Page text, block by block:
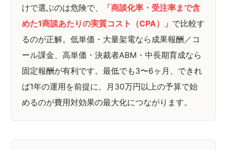
けで選ぶのは危険で、
「商談化率・受注率まで含
めた1商談あたりの実質コスト（CPA）」 で比較す
るのが正解。低単価・大量架電なら成果報酬／コ
ール課金、高単価・決裁者ABM・中長期育成なら
固定報酬が有利です。最低でも3〜6ヶ月、できれ
ば1年の運用を前提に、月30万円以上の予算で始
めるのが費用対効果の最大化につながります。